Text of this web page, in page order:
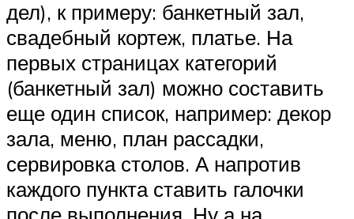
дел), к примеру: банкетный зал,
свадебный кортеж, платье. На
первых страницах категорий
(банкетный зал) можно составить
еще один список, например: декор
зала, меню, план рассадки,
сервировка столов. А напротив
каждого пункта ставить галочки